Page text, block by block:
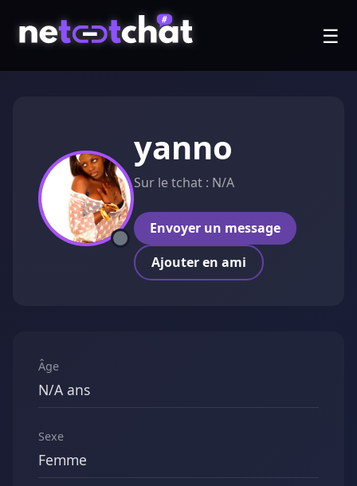
☰
yanno
Sur le tchat : N/A
Envoyer un message
Ajouter en ami
Âge
N/A ans
Sexe
Femme